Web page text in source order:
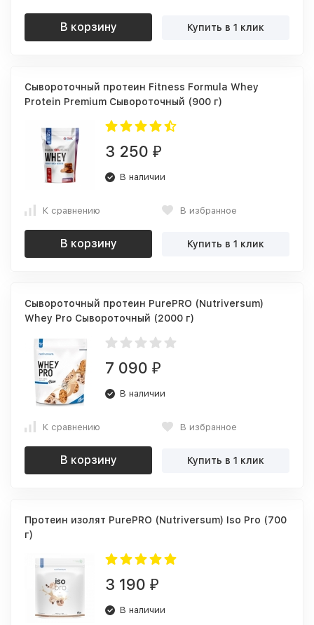
В корзину Купить в 1 клик
Сывороточный протеин Fitness Formula Whey
Protein Premium Сывороточный (900 г)
3 250 ₽
В наличии
К сравнению В избранное
В корзину Купить в 1 клик
Сывороточный протеин PurePRO (Nutriversum)
Whey Pro Сывороточный (2000 г)
7 090 ₽
В наличии
К сравнению В избранное
В корзину Купить в 1 клик
Протеин изолят PurePRO (Nutriversum) Iso Pro (700
г)
3 190 ₽
В наличии